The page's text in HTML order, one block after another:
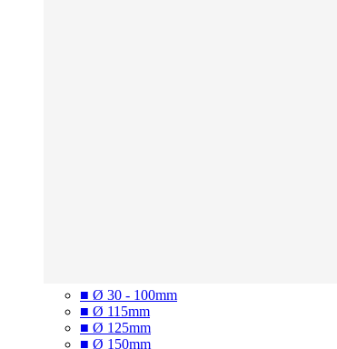
■ Ø 30 - 100mm
■ Ø 115mm
■ Ø 125mm
■ Ø 150mm